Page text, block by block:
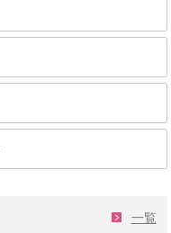
一覧